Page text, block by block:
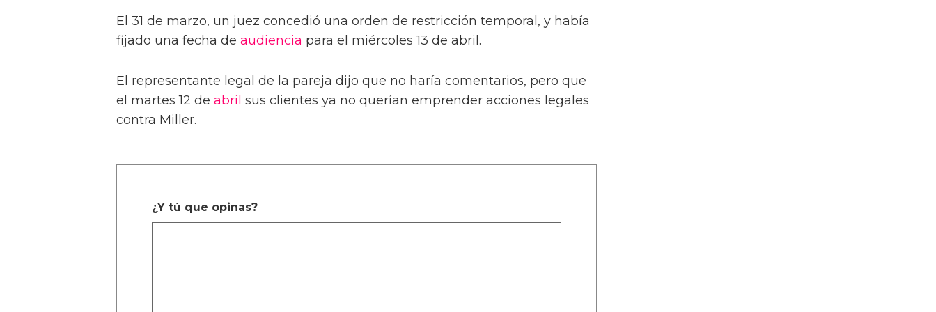
El 31 de marzo, un juez concedió una orden de restricción temporal, y había
fijado una fecha de audiencia para el miércoles 13 de abril.
El representante legal de la pareja dijo que no haría comentarios, pero que
el martes 12 de abril sus clientes ya no querían emprender acciones legales
contra Miller.
¿Y tú que opinas?